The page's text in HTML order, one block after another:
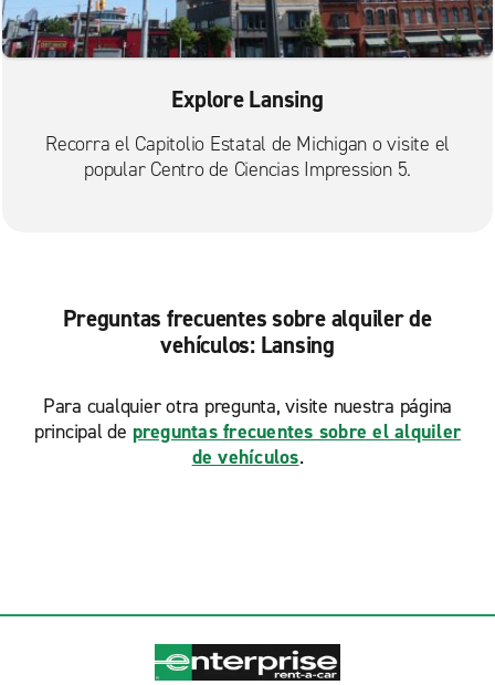
Explore Lansing
Recorra el Capitolio Estatal de Michigan o visite el
popular Centro de Ciencias Impression 5.
Preguntas frecuentes sobre alquiler de
vehículos: Lansing
Para cualquier otra pregunta, visite nuestra página
principal de preguntas frecuentes sobre el alquiler
de vehículos.